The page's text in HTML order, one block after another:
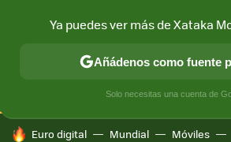
CONECTIVIDAD MÓVIL Y SOCIEDAD
HOY SE HABLA DE
Euro digital Mundial Móviles
Ya puedes ver más de Xataka
Añádenos como fuente
Solo necesitas una cuenta de